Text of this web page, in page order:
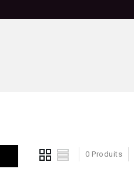
0 Produits